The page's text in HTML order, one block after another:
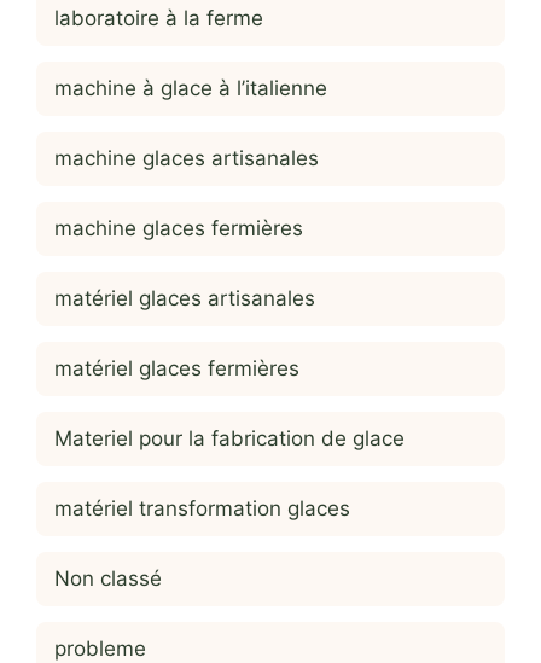
laboratoire à la ferme
machine à glace à l’italienne
machine glaces artisanales
machine glaces fermières
matériel glaces artisanales
matériel glaces fermières
Materiel pour la fabrication de glace
matériel transformation glaces
Non classé
probleme